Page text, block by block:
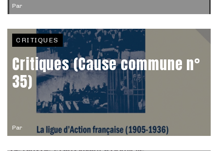
Par
Par
CRITIQUES
Critiques (Cause commune n°
35)